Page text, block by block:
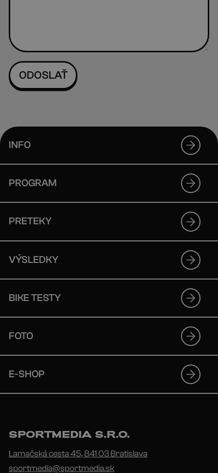
INFO
PROGRAM
PRETEKY
VÝSLEDKY
BIKE TESTY
FOTO
E-SHOP
SPORTMEDIA S.R.O.
Lamačská cesta 45, 841 03 Bratislava
sportmedia@sportmedia.sk